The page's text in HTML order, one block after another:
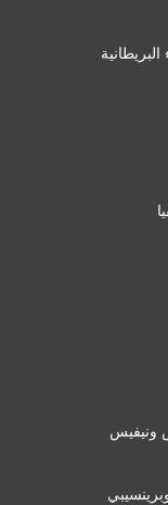
ونيفيس